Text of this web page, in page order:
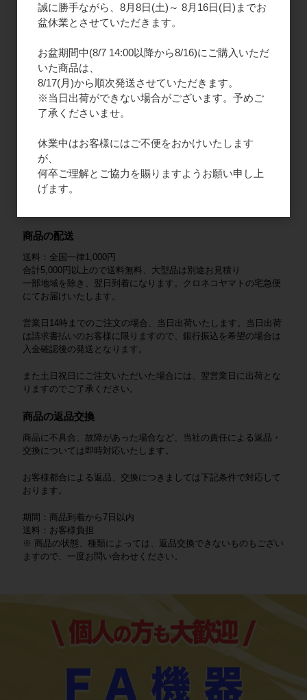
2. ご請求書払い
商品と一緒にご請求書を同封いたします。末日締め、翌月末払い
となります。
3. クレジットカード
法人/個人/個人事業主様を対象とした支払い方法です。VISA /
Mastercard / JCB / American Express / Diners Club がご利用いた
4. QRコード決済
法人/個人/個人事業主様を対象とした支払い方法です。d払い・メ
ルペイがご利用頂けます。決済画面に表示されるQRコードを読
商品の配送
送料：全国一律1,000円
合計5,000円以上ので送料無料、大型品は別途お見積り
一部地域を除き、翌日到着になります。クロネコヤマトの宅急便
にてお届けいたします。
営業日14時までのご注文の場合、当日出荷いたします。当日出荷
は請求書払いのお客様に限りますので、銀行振込を希望の場合は
入金確認後の発送となります。
また土日祝日にご注文いただいた場合には、翌営業日に出荷とな
りますのでご了承ください。
商品の返品交換
商品に不具合、故障があった場合など、当社の責任による返品・
交換については即時対応いたします。
お客様都合による返品、交換につきましては下記条件で対応して
おります。
期間：商品到着から7日以内
送料：お客様負担
※ 商品の状態、種類によっては、返品交換できないものもござい
ますので、一度お問い合わせください。
誠に勝手ながら、8月8日(土)～ 8月16日(日)までお
盆休業とさせていただきます。
お盆期間中(8/7 14:00以降から8/16)にご購入いただ
いた商品は、
8/17(月)から順次発送させていただきます。
※当日出荷ができない場合がございます。予めご
了承くださいませ。
休業中はお客様にはご不便をおかけいたします
が、
何卒ご理解とご協力を賜りますようお願い申し上
げます。